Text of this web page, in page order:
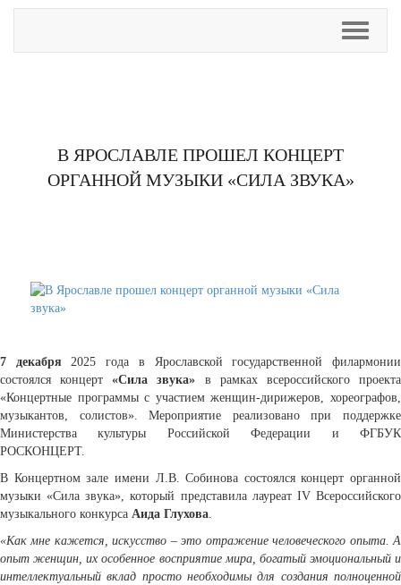
В ЯРОСЛАВЛЕ ПРОШЕЛ КОНЦЕРТ
ОРГАННОЙ МУЗЫКИ «СИЛА ЗВУКА»
7 декабря 2025 года в Ярославской государственной филармонии
состоялся концерт«Сила звука» в рамках всероссийского проекта
«Концертные программы с участием женщин-дирижеров, хореографов,
музыкантов, солистов».Мероприятие реализовано при поддержке
Министерства культуры Российской Федерации и ФГБУК
РОСКОНЦЕРТ.
В Концертном зале имени Л.В. Собинова состоялся концерт органной
музыки «Сила звука», который представила лауреат IV Всероссийского
музыкального конкурса Аида Глухова
«Как мне кажется, искусство – это отражение человеческого опыта. А
опыт женщин, их особенное восприятие мира, богатый эмоциональный и
интеллектуальный вклад просто необходимы для создания полноценной